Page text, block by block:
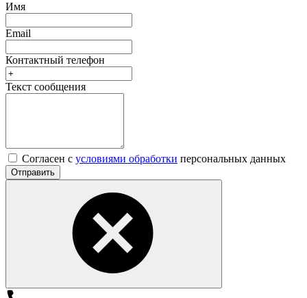
Имя
Email
Контактный телефон
Текст сообщения
Согласен с условиями обработки персональных данных
Отправить